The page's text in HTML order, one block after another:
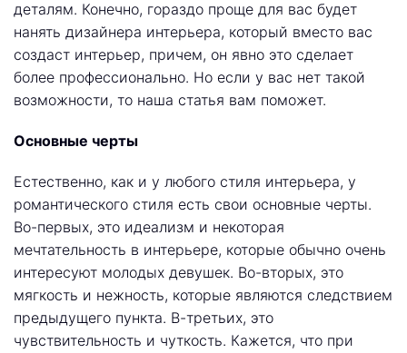
деталям. Конечно, гораздо проще для вас будет
нанять дизайнера интерьера, который вместо вас
создаст интерьер, причем, он явно это сделает
более профессионально. Но если у вас нет такой
возможности, то наша статья вам поможет.
Основные черты
Естественно, как и у любого стиля интерьера, у
романтического стиля есть свои основные черты.
Во-первых, это идеализм и некоторая
мечтательность в интерьере, которые обычно очень
интересуют молодых девушек. Во-вторых, это
мягкость и нежность, которые являются следствием
предыдущего пункта. В-третьих, это
чувствительность и чуткость. Кажется, что при